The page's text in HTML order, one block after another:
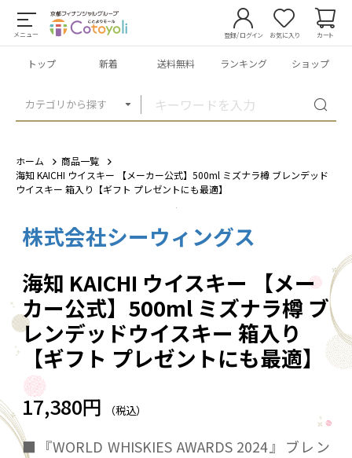
メニュー
カテゴリから探す
登録/ログイン お気に入り カート
トップ 新着 送料無料 ランキング ショップ
ホーム
商品一覧
海知 KAICHI ウイスキー 【メーカー公式】500ml ミズナラ樽 ブレンデッド
ウイスキー 箱入り【ギフト プレゼントにも最適】
株式会社シーウィングス
海知 KAICHI ウイスキー 【メー
カー公式】500ml ミズナラ樽 ブ
レンデッドウイスキー 箱入り
【ギフト プレゼントにも最適】
17,380円 （税込）
■『WORLD WHISKIES AWARDS 2024』ブレン